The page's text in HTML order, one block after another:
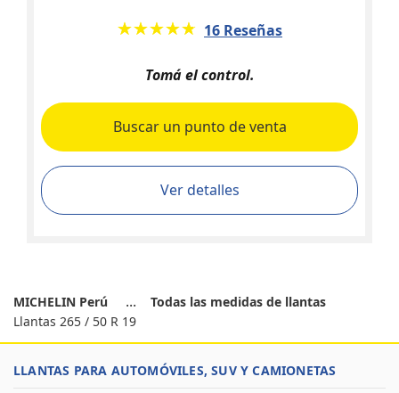
★★★★★
☆☆☆☆☆ 16 Reseñas
Tomá el control.
Buscar un punto de venta
Ver detalles
MICHELIN Perú
Todas las medidas de llantas
Llantas 265 / 50 R 19
LLANTAS PARA AUTOMÓVILES, SUV Y CAMIONETAS